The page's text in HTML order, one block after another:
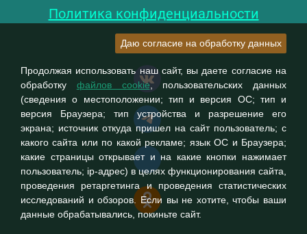
Политика конфиденциальности
Даю согласие на обработку данных
Продолжая использовать наш сайт, вы даете согласие на
обработку файлов cookie, пользовательских данных
(сведения о местоположении; тип и версия ОС; тип и
версия Браузера; тип устройства и разрешение его
экрана; источник откуда пришел на сайт пользователь; с
какого сайта или по какой рекламе; язык ОС и Браузера;
какие страницы открывает и на какие кнопки нажимает
пользователь; ip-адрес) в целях функционирования сайта,
проведения ретаргетинга и проведения статистических
исследований и обзоров. Если вы не хотите, чтобы ваши
данные обрабатывались, покиньте сайт.